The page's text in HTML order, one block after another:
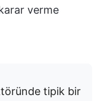
verme
tipik bir